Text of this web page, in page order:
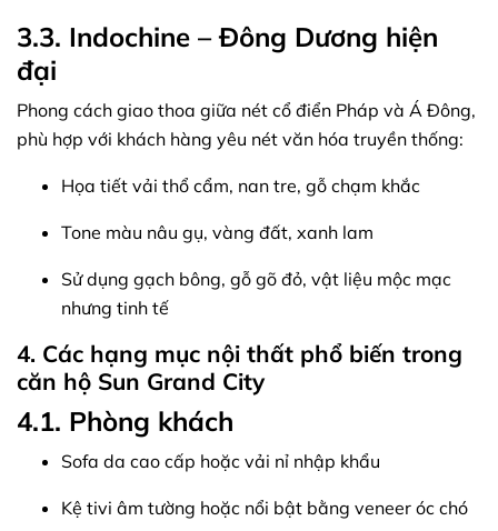
3.3. Indochine – Đông Dương hiện
đại
Phong cách giao thoa giữa nét cổ điển Pháp và Á Đông,
phù hợp với khách hàng yêu nét văn hóa truyền thống:
Họa tiết vải thổ cẩm, nan tre, gỗ chạm khắc
Tone màu nâu gụ, vàng đất, xanh lam
Sử dụng gạch bông, gỗ gõ đỏ, vật liệu mộc mạc
nhưng tinh tế
4. Các hạng mục nội thất phổ biến trong
căn hộ Sun Grand City
4.1. Phòng khách
Sofa da cao cấp hoặc vải nỉ nhập khẩu
Kệ tivi âm tường hoặc nổi bật bằng veneer óc chó